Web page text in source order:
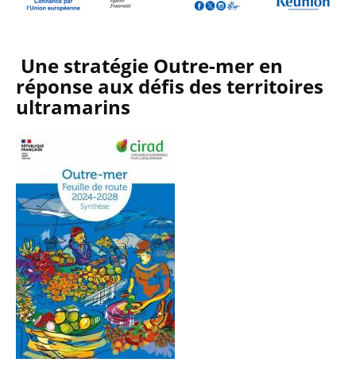
Une stratégie Outre-mer en
réponse aux défis des territoires
ultramarins